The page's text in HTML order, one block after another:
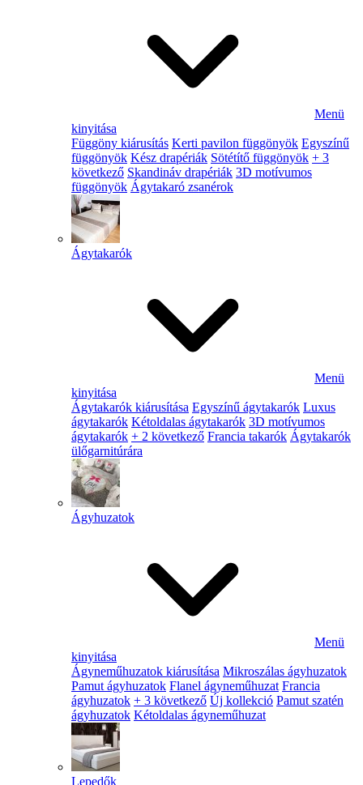
Menü
kinyitása
Függöny kiárusítás Kerti pavilon függönyök Egyszínű
függönyök Kész drapériák Sötétítő függönyök + 3
következő Skandináv drapériák 3D motívumos
függönyök Ágytakaró zsanérok
Ágytakarók
Menü
kinyitása
Ágytakarók kiárusítása Egyszínű ágytakarók Luxus
ágytakarók Kétoldalas ágytakarók 3D motívumos
ágytakarók + 2 következő Francia takarók Ágytakarók
ülőgarnitúrára
Ágyhuzatok
Menü
kinyitása
Ágyneműhuzatok kiárusítása Mikroszálas ágyhuzatok
Pamut ágyhuzatok Flanel ágyneműhuzat Francia
ágyhuzatok + 3 következő Új kollekció Pamut szatén
ágyhuzatok Kétoldalas ágyneműhuzat
Lepedők